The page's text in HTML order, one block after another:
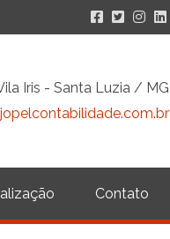
Iris - Santa Luzia / MG
Contato